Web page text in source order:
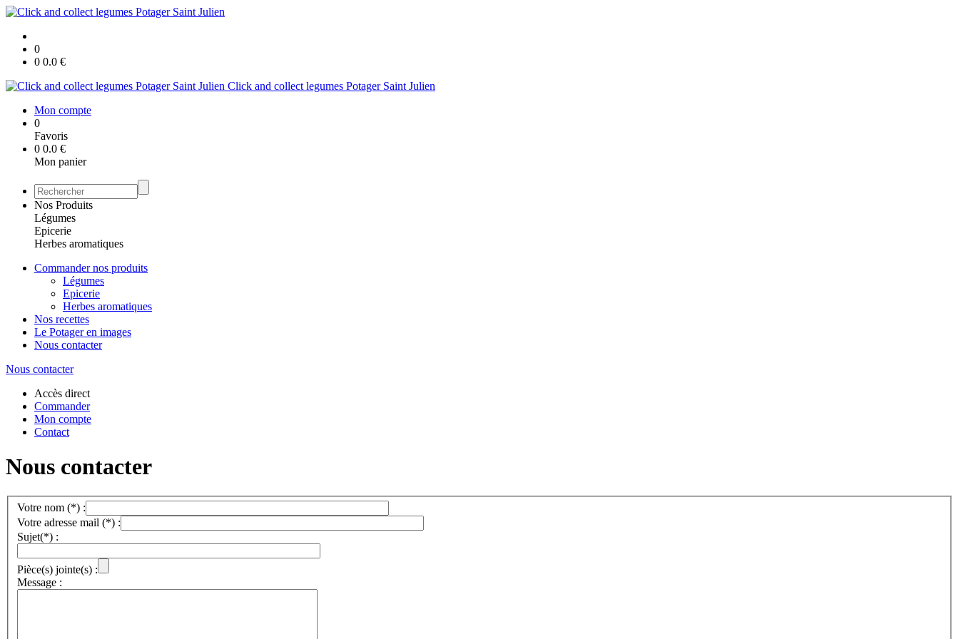
0
0 0.0 €
Click and collect legumes Potager Saint Julien
Mon compte
0
Favoris
0 0.0 €
Mon panier
Nos Produits
Légumes
Epicerie
Herbes aromatiques
Commander nos produits
Légumes
Epicerie
Herbes aromatiques
Nos recettes
Le Potager en images
Nous contacter
Nous contacter
Accès direct
Commander
Mon compte
Contact
Nous contacter
Votre nom (*) :
Votre adresse mail (*) :
Sujet(*) :
Pièce(s) jointe(s) :
Message :